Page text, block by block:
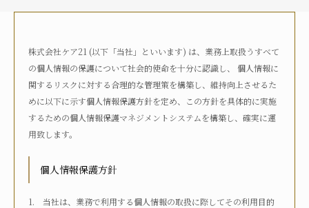
自宅におり、介護サービスは利用していない
いる
何らかの高齢者向け施設に入居している
病院に入院している
その他
介護度
自立
要支援1
要介護2
要介護3
株式会社ケア21 (以下「当社」といいます) は、業務上取扱うすべて
の個人情報の保護について社会的使命を十分に認識し、 個人情報に
関するリスクに対する合理的な管理策を構築し、維持向上させるた
めに以下に示す個人情報保護方針を定め、この方針を具体的に実施
するための個人情報保護マネジメントシステムを構築し、確実に運
用致します。
個人情報保護方針
当社は、業務で利用する個人情報の取扱に際してその利用目的